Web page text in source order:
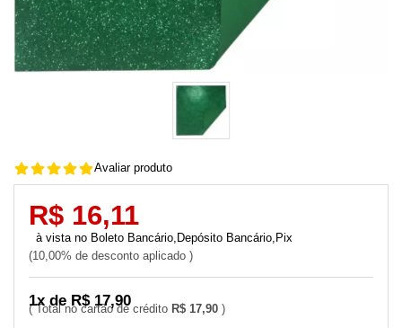
Avaliar produto
R$ 17,90
1x de R$ 17,90
R$ 16,11
10,00% de desconto aplicado
Boleto Bancário,Depósito Bancário,Pix